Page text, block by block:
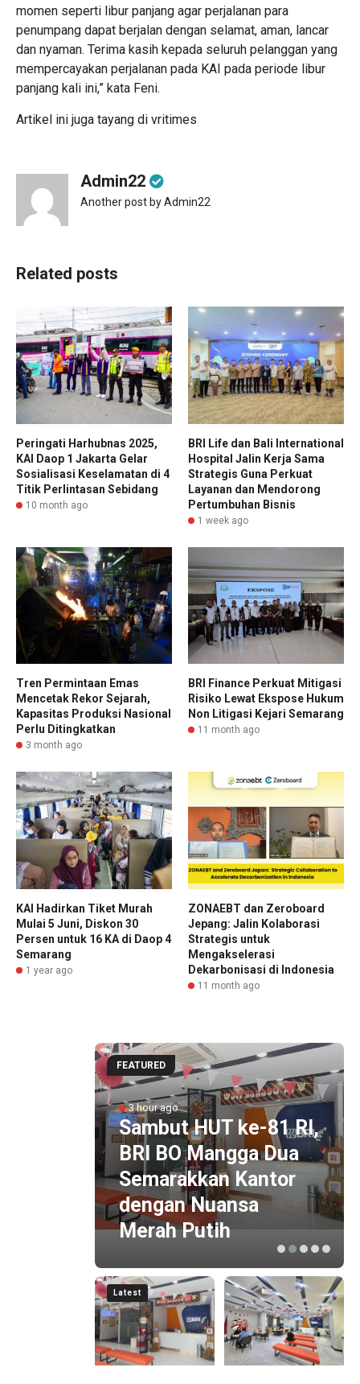
momen seperti libur panjang agar perjalanan para
penumpang dapat berjalan dengan selamat, aman, lancar
dan nyaman. Terima kasih kepada seluruh pelanggan yang
mempercayakan perjalanan pada KAI pada periode libur
panjang kali ini,” kata Feni.
Artikel ini juga tayang di vritimes
Admin22
Another post by Admin22
Related posts
Peringati Harhubnas 2025,
KAI Daop 1 Jakarta Gelar
Sosialisasi Keselamatan di 4
Titik Perlintasan Sebidang
10 month ago
BRI Life dan Bali International
Hospital Jalin Kerja Sama
Strategis Guna Perkuat
Layanan dan Mendorong
Pertumbuhan Bisnis
1 week ago
Tren Permintaan Emas
Mencetak Rekor Sejarah,
Kapasitas Produksi Nasional
Perlu Ditingkatkan
3 month ago
BRI Finance Perkuat Mitigasi
Risiko Lewat Ekspose Hukum
Non Litigasi Kejari Semarang
11 month ago
KAI Hadirkan Tiket Murah
Mulai 5 Juni, Diskon 30
Persen untuk 16 KA di Daop 4
Semarang
1 year ago
ZONAEBT dan Zeroboard
Jepang: Jalin Kolaborasi
Strategis untuk
Mengakselerasi
Dekarbonisasi di Indonesia
11 month ago
FEATURED
3 hour ago
Sambut HUT ke-81 RI,
BRI BO Mangga Dua
Semarakkan Kantor
dengan Nuansa
Merah Putih
Latest